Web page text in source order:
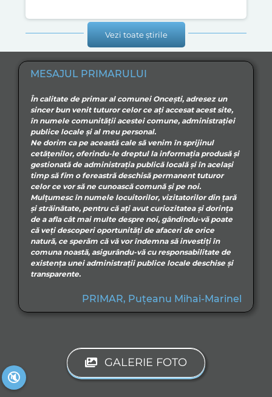
Vezi toate știrile
MESAJUL PRIMARULUI
În calitate de primar al comunei Oncești, adresez un
sincer bun venit tuturor celor ce aţi accesat acest site,
în numele comunităţii acestei comune, administraţiei
publice locale şi al meu personal.
Ne dorim ca pe această cale să venim în sprijinul
cetăţenilor, oferindu-le dreptul la informaţia produsă şi
gestionată de administraţia publică locală şi în acelaşi
timp să fim o fereastră deschisă permanent tuturor
celor ce vor să ne cunoască comună şi pe noi.
Mulţumesc în numele locuitorilor, vizitatorilor din ţară
şi străinătate, pentru că aţi avut curiozitatea şi dorinţa
de a afla cât mai multe despre noi, gândindu-vă poate
că veţi descoperi oportunităţi de afaceri de orice
natură, ce sperăm că vă vor îndemna să investiţi în
comuna noastă, asigurându-vă cu responsabilitate de
existenţa unei administraţii publice locale deschise şi
transparente.
PRIMAR, Puțeanu Mihai-Marinel
GALERIE FOTO
🔇